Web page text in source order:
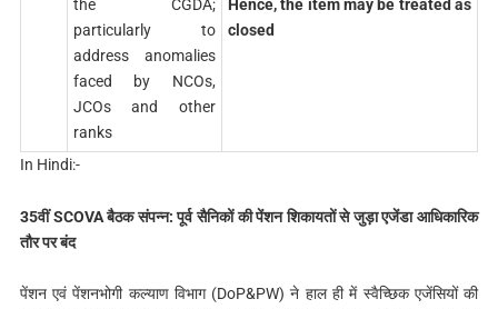
the CGDA;
particularly to
address anomalies
faced by NCOs,
JCOs and other
ranks
Hence, the item may be treated as
closed
In Hindi:-
35वीं SCOVAबैठक संपन्न: पूर्व सैनिकों की पेंशन शिकायतों से जुड़ा एजेंडा आधिकारिक
तौर पर बंद
पेंशन एवं पेंशनभोगी कल्याण विभाग (DoP&PW) ने हाल ही में स्वैच्छिक एजेंसियों की